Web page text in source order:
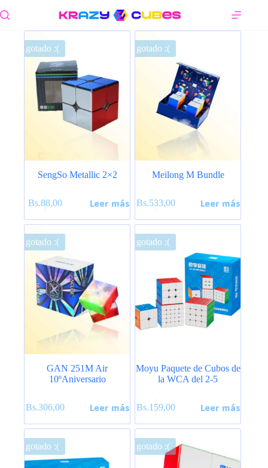
al
Agotado :(
SengSo Metallic 2×2
Bs.88,00 Leer más
Agotado :(
Meilong M Bundle
Bs.533,00 Leer más
Agotado :(
GAN 251M Air
10ºAniversario
Bs.306,00 Leer más
Agotado :(
Moyu Paquete de Cubos de
la WCA del 2-5
Bs.159,00 Leer más
Agotado :( Agotado :(